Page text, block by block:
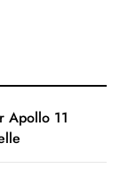
Apollo 11